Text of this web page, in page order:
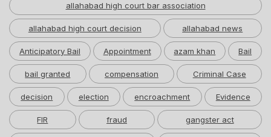
allahabad high court bar association
allahabad high court decision allahabad news
Anticipatory Bail Appointment azam khan Bail
bail granted compensation Criminal Case
decision election encroachment Evidence
FIR fraud gangster act